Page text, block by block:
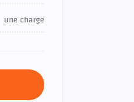
une charge